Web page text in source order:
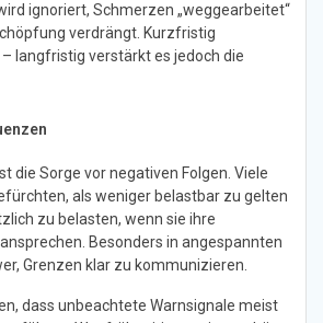
ignoriert, Schmerzen „weggearbeitet“
verdrängt. Kurzfristig
langfristig verstärkt es jedoch die
die Sorge vor negativen Folgen. Viele
als weniger belastbar zu gelten
zu belasten, wenn sie ihre
Besonders in angespannten
Grenzen klar zu kommunizieren.
dass unbeachtete Warnsignale meist